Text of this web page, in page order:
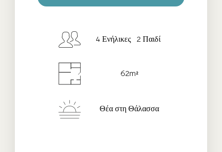
Ημ/νια Check-out
4 Ενήλικες 2 Παιδί
62m²
Θέα στη Θάλασσα